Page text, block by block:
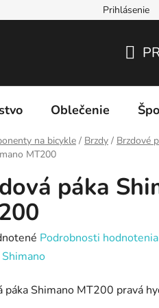
Prihlásenie
Oblečenie
na bicykle / Brzdy / Brzdové
MT200
páka
Podrobnosti hodnotenia
Shimano
páka Shimano MT200 pravá